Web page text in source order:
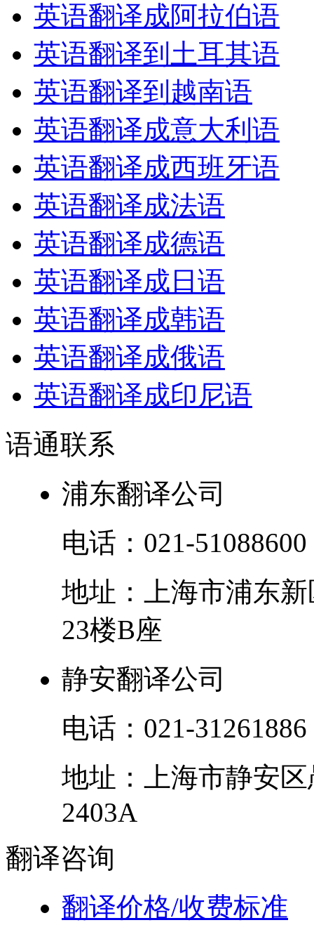
英语翻译成阿拉伯语
英语翻译到土耳其语
英语翻译到越南语
英语翻译成意大利语
英语翻译成西班牙语
英语翻译成法语
英语翻译成德语
英语翻译成日语
英语翻译成韩语
英语翻译成俄语
英语翻译成印尼语
语通联系
浦东翻译公司
电话： 021-51088600
地址：
上海市浦东新
23楼B座
静安翻译公司
电话： 021-31261886
地址：
上海市静安区
2403A
翻译咨询
翻译价格/收费标准